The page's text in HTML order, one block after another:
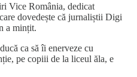
Vice România, dedicat
dovedește că jurnaliștii Digi
a mințit.
ca să îi enerveze cu
pe copiii de la liceul ăla, e